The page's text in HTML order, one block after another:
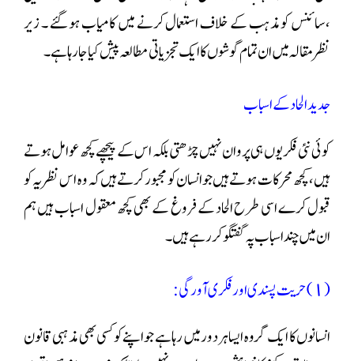
،سائنس کو مذہب کے خلاف استعمال کرنے میں کامیاب ہو گئے ۔ زیر
نظر مقالہ میں ان تمام گوشوں کا ایک تجزیاتی مطالعہ پیش کیا جا رہا ہے۔
جدید الحاد کے اسباب
کوئی نئی فکر یوں ہی پروان نہیں چڑھتی بلکہ اس کے پیچھے کچھ عوامل ہوتے
ہیں، کچھ محرکات ہوتے ہیں جو انسان کو مجبور کرتے ہیں کہ وہ اس نظریہ کو
قبول کرے اسی طرح الحاد کے فروغ کے بھی کچھ معقول اسباب ہیں ہم
ان میں چند اسباب پہ گفتگو کر رہے ہیں۔
(١)حریت پسندی اور فکری آورگی:
انسانوں کا ایک گروہ ایسا ہردور میں رہا ہے جو اپنے کو کسی بھی مذہبی قانون